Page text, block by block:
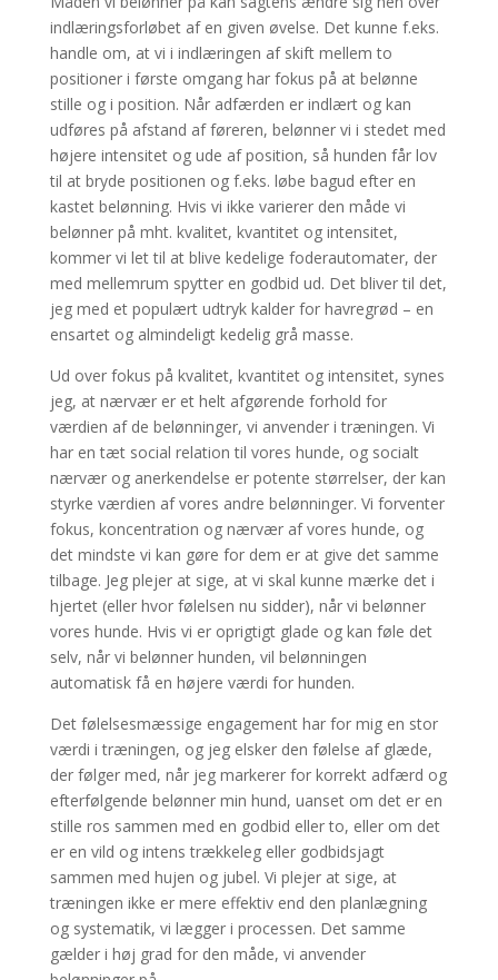
indlæringsforløbet af en given øvelse. Det kunne f.eks.
handle om, at vi i indlæringen af skift mellem to
positioner i første omgang har fokus på at belønne
stille og i position. Når adfærden er indlært og kan
udføres på afstand af føreren, belønner vi i stedet med
højere intensitet og ude af position, så hunden får lov
til at bryde positionen og f.eks. løbe bagud efter en
kastet belønning. Hvis vi ikke varierer den måde vi
belønner på mht. kvalitet, kvantitet og intensitet,
kommer vi let til at blive kedelige foderautomater, der
med mellemrum spytter en godbid ud. Det bliver til det,
jeg med et populært udtryk kalder for havregrød – en
ensartet og almindeligt kedelig grå masse.
Ud over fokus på kvalitet, kvantitet og intensitet, synes
jeg, at nærvær er et helt afgørende forhold for
værdien af de belønninger, vi anvender i træningen. Vi
har en tæt social relation til vores hunde, og socialt
nærvær og anerkendelse er potente størrelser, der kan
styrke værdien af vores andre belønninger. Vi forventer
fokus, koncentration og nærvær af vores hunde, og
det mindste vi kan gøre for dem er at give det samme
tilbage. Jeg plejer at sige, at vi skal kunne mærke det i
hjertet (eller hvor følelsen nu sidder), når vi belønner
vores hunde. Hvis vi er oprigtigt glade og kan føle det
selv, når vi belønner hunden, vil belønningen
automatisk få en højere værdi for hunden.
Det følelsesmæssige engagement har for mig en stor
værdi i træningen, og jeg elsker den følelse af glæde,
der følger med, når jeg markerer for korrekt adfærd og
efterfølgende belønner min hund, uanset om det er en
stille ros sammen med en godbid eller to, eller om det
er en vild og intens trækkeleg eller godbidsjagt
sammen med hujen og jubel. Vi plejer at sige, at
træningen ikke er mere effektiv end den planlægning
og systematik, vi lægger i processen. Det samme
gælder i høj grad for den måde, vi anvender